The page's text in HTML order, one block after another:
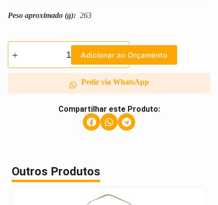
Peso aproximado (g): 263
Adicionar ao Orçamento
Pedir via WhatsApp
Compartilhar este Produto:
Outros Produtos